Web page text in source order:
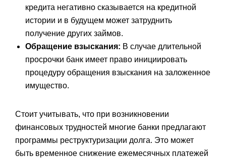
кредита негативно сказывается на кредитной
истории и в будущем может затруднить
получение других займов.
Обращение взыскания: В случае длительной
просрочки банк имеет право инициировать
процедуру обращения взыскания на заложенное
имущество.
Стоит учитывать, что при возникновении
финансовых трудностей многие банки предлагают
программы реструктуризации долга. Это может
быть временное снижение ежемесячных платежей